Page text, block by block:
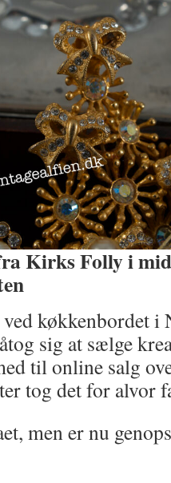
Kirks Folly i
køkkenbordet i
sig at sælge
til online salg
tog det for alvor
men er nu